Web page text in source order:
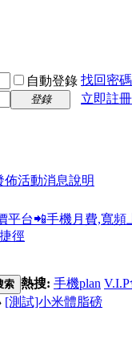
自動登錄 找回密碼
登錄
立即註冊
佈活動消息說明
平台📲手機月費,寬頻
徑
索 熱搜: 手機plan
[測試]小米體脂磅